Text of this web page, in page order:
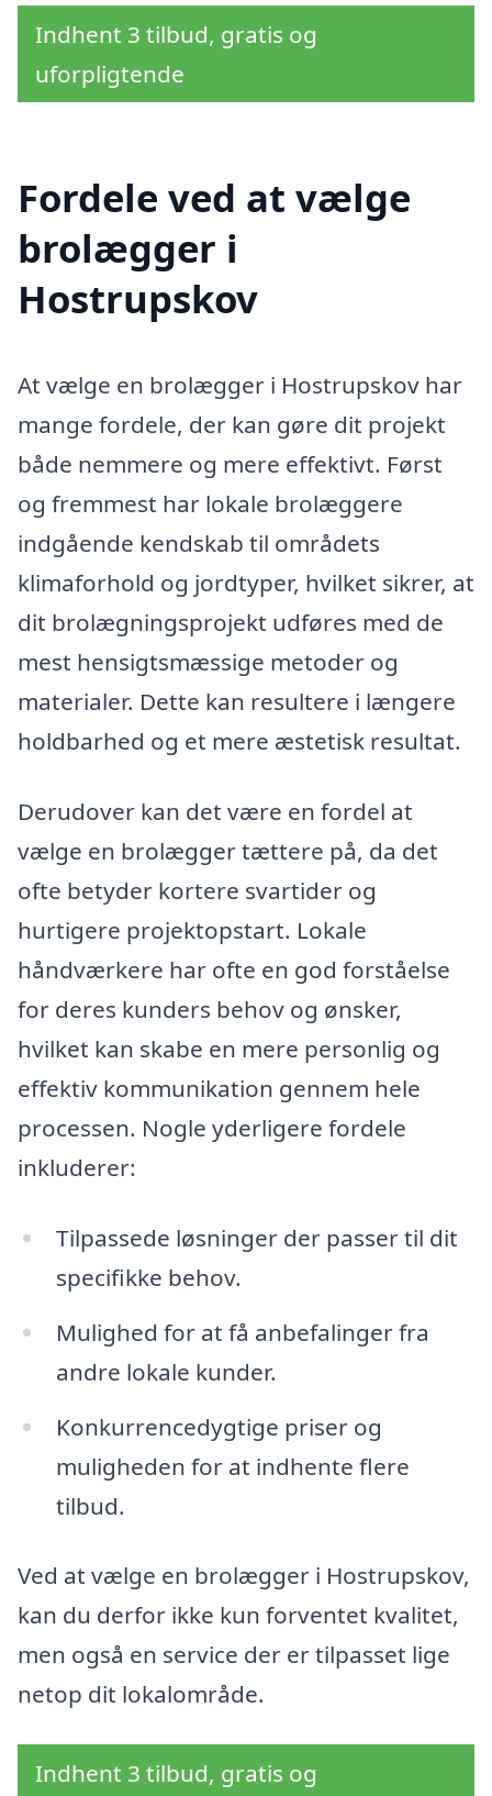
Indhent 3 tilbud, gratis og
uforpligtende
Fordele ved at vælge
brolægger i
Hostrupskov
At vælge en brolægger i Hostrupskov har
mange fordele, der kan gøre dit projekt
både nemmere og mere effektivt. Først
og fremmest har lokale brolæggere
indgående kendskab til områdets
klimaforhold og jordtyper, hvilket sikrer, at
dit brolægningsprojekt udføres med de
mest hensigtsmæssige metoder og
materialer. Dette kan resultere i længere
holdbarhed og et mere æstetisk resultat.
Derudover kan det være en fordel at
vælge en brolægger tættere på, da det
ofte betyder kortere svartider og
hurtigere projektopstart. Lokale
håndværkere har ofte en god forståelse
for deres kunders behov og ønsker,
hvilket kan skabe en mere personlig og
effektiv kommunikation gennem hele
processen. Nogle yderligere fordele
inkluderer:
Tilpassede løsninger der passer til dit
specifikke behov.
Mulighed for at få anbefalinger fra
andre lokale kunder.
Konkurrencedygtige priser og
muligheden for at indhente flere
tilbud.
Ved at vælge en brolægger i Hostrupskov,
kan du derfor ikke kun forventet kvalitet,
men også en service der er tilpasset lige
netop dit lokalområde.
Indhent 3 tilbud, gratis og